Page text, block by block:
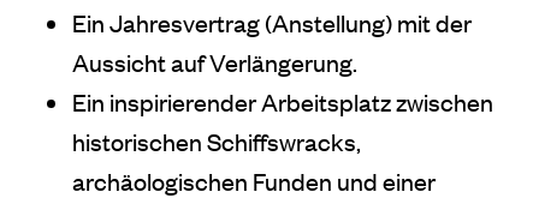
Ein Jahresvertrag (Anstellung) mit der
Aussicht auf Verlängerung.
Ein inspirierender Arbeitsplatz zwischen
historischen Schiffswracks,
archäologischen Funden und einer